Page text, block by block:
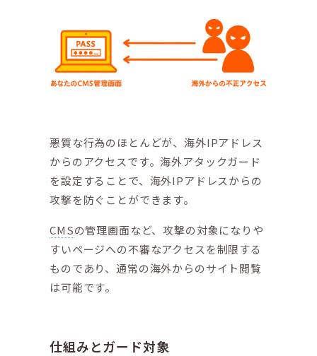
悪質な行為のほとんどが、海外IPアドレス
からのアクセスです。海外アタックガード
を設定することで、海外IPアドレスからの
攻撃を防ぐことができます。
CMSの管理画面など、攻撃の対象になりや
すいページへの不審なアクセスを制限する
ものであり、通常の海外からのサイト閲覧
は可能です。
仕組みとガード対象